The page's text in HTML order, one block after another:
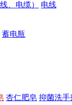
、电缆） 电线
蓄电瓶
杏仁肥皂 抑菌洗手